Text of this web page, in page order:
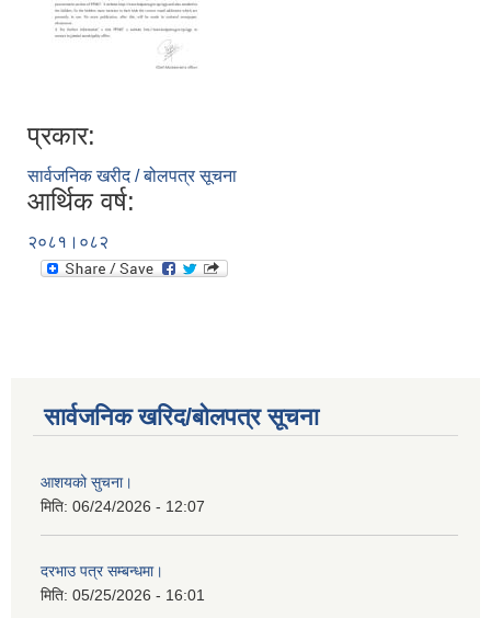
प्रकार:
सार्वजनिक खरीद / बोलपत्र सूचना
आर्थिक वर्ष:
२०८१।०८२
सार्वजनिक खरिद/बोलपत्र सूचना
आशयको सुचना।
मिति: 06/24/2026 - 12:07
दरभाउ पत्र सम्बन्धमा।
मिति: 05/25/2026 - 16:01